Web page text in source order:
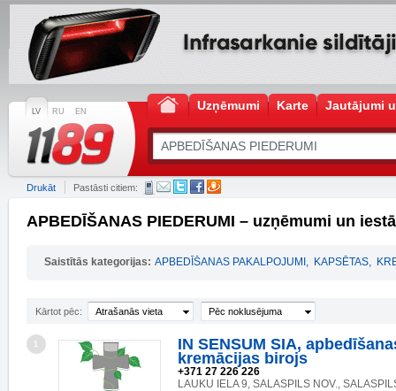
LV RU EN Uzņēmumi Karte Jautājumi
Drukāt Pastāsti citiem:
APBEDĪŠANAS PIEDERUMI – uzņēmumi un
Saistītās kategorijas: APBEDĪŠANAS PAKALPOJUMI , KAPSĒTAS,
Kārtot pēc: Atrašanās vieta Pēc noklusējuma
1
IN SENSUM SIA,
kremācijas birojs
+371 27 226 226
LAUKU IELA 9, SALASPILS NOV.,